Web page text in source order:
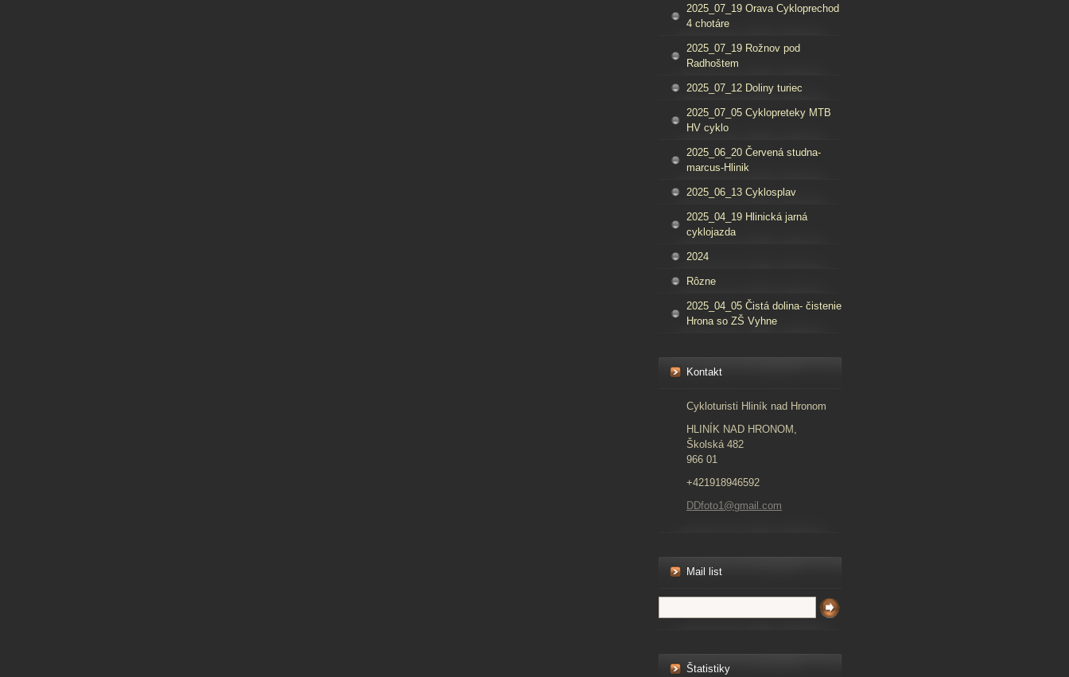
2025_07_19 Orava Cykloprechod
4 chotáre
2025_07_19 Rožnov pod
Radhoštem
2025_07_12 Doliny turiec
2025_07_05 Cyklopreteky MTB
HV cyklo
2025_06_20 Červená studna-
marcus-Hlinik
2025_06_13 Cyklosplav
2025_04_19 Hlinická jarná
cyklojazda
2024
Rôzne
2025_04_05 Čistá dolina- čistenie
Hrona so ZŠ Vyhne
Kontakt
Cykloturisti Hliník nad Hronom
HLINÍK NAD HRONOM,
Školská 482
966 01
+421918946592
DDfoto1@gmail.com
Mail list
Štatistiky